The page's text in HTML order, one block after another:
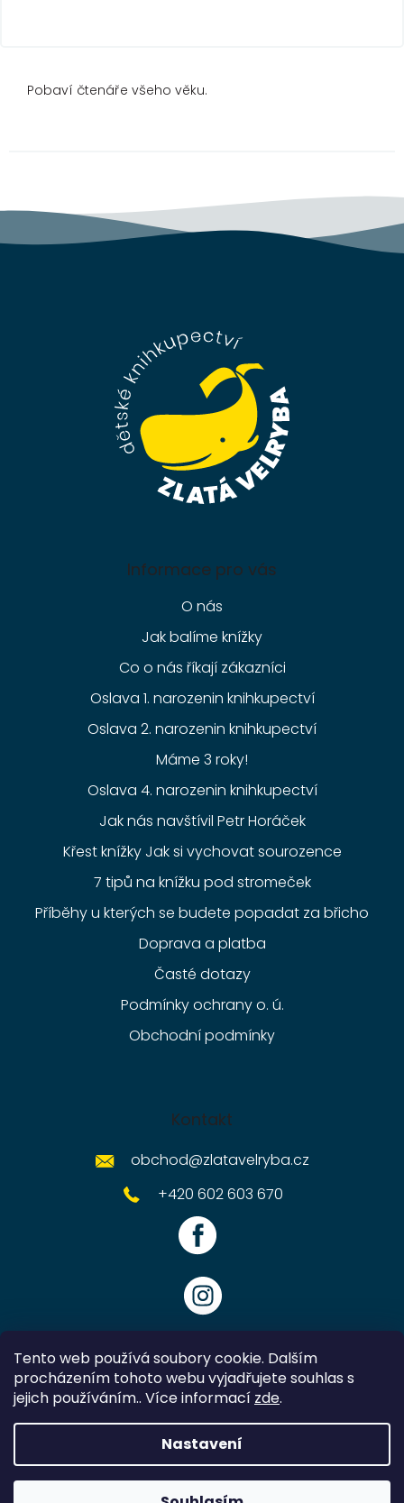
Tento web používá soubory cookie. Dalším
procházením tohoto webu vyjadřujete souhlas s
jejich používáním.. Více informací zde.
Nastavení
Pobaví čtenáře všeho věku.
Informace pro vás
O nás
Jak balíme knížky
Co o nás říkají zákazníci
Oslava 1. narozenin knihkupectví
Oslava 2. narozenin knihkupectví
Máme 3 roky!
Oslava 4. narozenin knihkupectví
Jak nás navštívil Petr Horáček
Křest knížky Jak si vychovat sourozence
7 tipů na knížku pod stromeček
Příběhy u kterých se budete popadat za břicho
Doprava a platba
Časté dotazy
Podmínky ochrany o. ú.
Obchodní podmínky
Kontakt
obchod@zlatavelryba.cz
+420 602 603 670
Vytvořil Shoptet